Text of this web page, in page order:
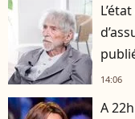
14:06
A